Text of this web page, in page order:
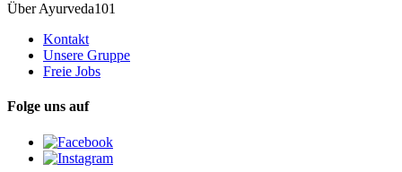
Über Ayurveda101
Kontakt
Unsere Gruppe
Freie Jobs
Folge uns auf